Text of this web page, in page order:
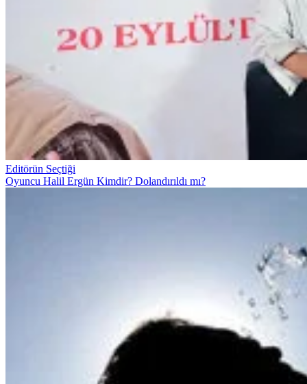
Editörün Seçtiği
Oyuncu Halil Ergün Kimdir? Dolandırıldı mı?